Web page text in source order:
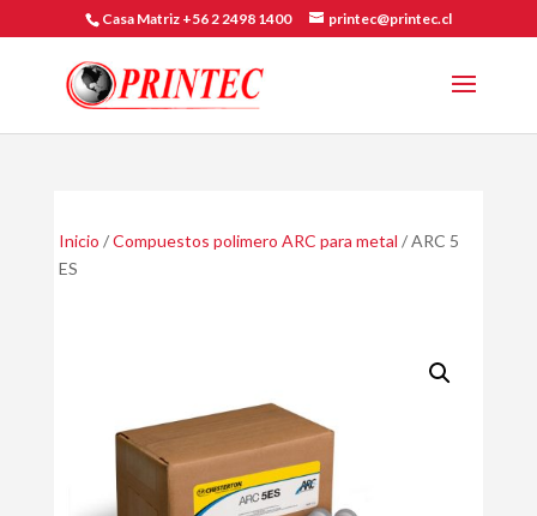
Casa Matriz +56 2 2498 1400 printec@printec.cl
Inicio /Compuestos polimero ARC para metal / ARC 5
ES